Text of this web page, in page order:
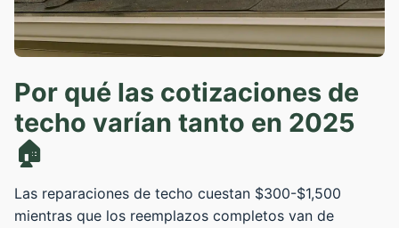
Por qué las cotizaciones de
techo varían tanto en 2025
🏠
Las reparaciones de techo cuestan $300-$1,500
mientras que los reemplazos completos van de